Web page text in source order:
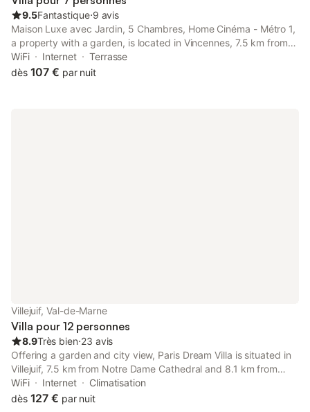
9.5Fantastique⋅9 avis
Maison Luxe avec Jardin, 5 Chambres, Home Cinéma - Métro 1,
a property with a garden, is located in Vincennes, 7.5 km from
Paris-Gare-de-Lyon, 7.5 km from Notre Dame Cathedral, as well
as 7.6 km from Pompidou Centre.
WiFi Internet
Terrasse
dès 107 € par nuit
Villejuif, Val-de-Marne
Villa pour 12 personnes
8.9Très bien⋅23 avis
Offering a garden and city view, Paris Dream Villa is situated in
Villejuif, 7.5 km from Notre Dame Cathedral and 8.1 km from
Paris-Gare-de-Lyon. This property offers access to a balcony,
free private parking and free WiFi.
WiFi Internet
Climatisation
dès 127 € par nuit